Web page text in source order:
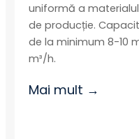
uniformă a
de producție.
de la minimum 8-10
m³/h.
Mai mult →